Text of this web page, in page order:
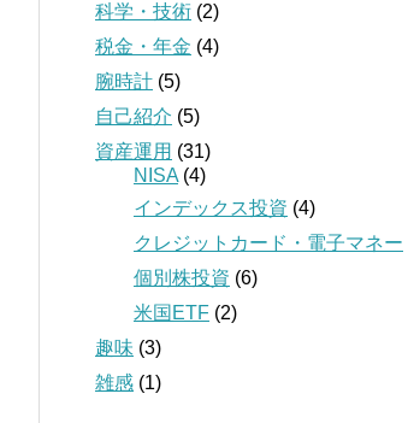
科学・技術 (2)
税金・年金 (4)
腕時計 (5)
自己紹介 (5)
資産運用 (31)
NISA (4)
インデックス投資 (4)
クレジットカード・電子マネー
個別株投資 (6)
米国ETF (2)
趣味 (3)
雑感 (1)